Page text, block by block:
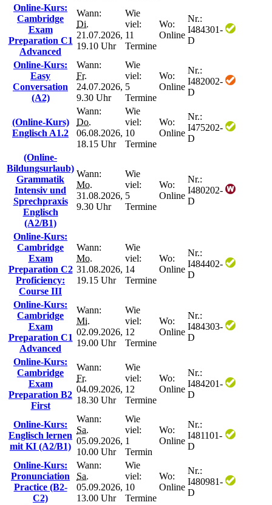
Online-Kurs:
Cambridge
Exam
Preparation C1
Advanced
Wann:
Di.
21.07.2026,
19.10 Uhr
Wie
viel:
11
Termine
Wo:
Online
Nr.:
I484301-
D
Online-Kurs:
Easy
Conversation
(A2)
Wann:
Fr.
24.07.2026,
9.30 Uhr
Wie
viel:
5
Termine
Wo:
Online
Nr.:
I482002-
D
(Online-Kurs)
Englisch A1.2
Wann:
Do.
06.08.2026,
18.15 Uhr
Wie
viel:
10
Termine
Wo:
Online
Nr.:
I475202-
D
(Online-
Bildungsurlaub)
Grammatik
Intensiv und
Sprechpraxis
Englisch
(A2/B1)
Wann:
Mo.
31.08.2026,
9.30 Uhr
Wie
viel:
5
Termine
Wo:
Online
Nr.:
I480202-
D
Online-Kurs:
Cambridge
Exam
Preparation C2
Proficiency:
Course III
Wann:
Mo.
31.08.2026,
19.15 Uhr
Wie
viel:
14
Termine
Wo:
Online
Nr.:
I484402-
D
Online-Kurs:
Cambridge
Exam
Preparation C1
Advanced
Wann:
Mi.
02.09.2026,
19.00 Uhr
Wie
viel:
12
Termine
Wo:
Online
Nr.:
I484303-
D
Online-Kurs:
Cambridge
Exam
Preparation B2
First
Wann:
Fr.
04.09.2026,
18.30 Uhr
Wie
viel:
12
Termine
Wo:
Online
Nr.:
I484201-
D
Online-Kurs:
Englisch lernen
mit KI (A2/B1)
Wann:
Sa.
05.09.2026,
10.00 Uhr
Wie
viel:
1
Termin
Wo:
Online
Nr.:
I481101-
D
Online-Kurs:
Pronunciation
Practice (B2-
C2)
Wann:
Sa.
05.09.2026,
13.00 Uhr
Wie
viel:
10
Termine
Wo:
Online
Nr.:
I480981-
D